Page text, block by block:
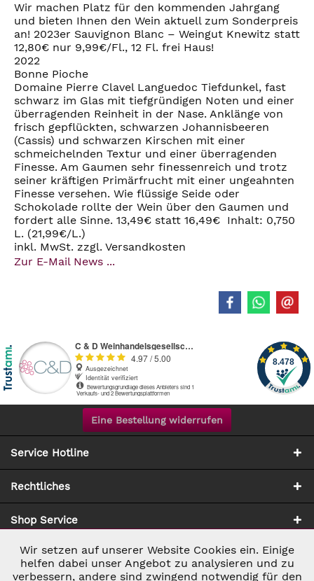
Wir machen Platz für den kommenden Jahrgang
und bieten Ihnen den Wein aktuell zum Sonderpreis
an! 2023er Sauvignon Blanc – Weingut Knewitz statt
12,80€ nur 9,99€/Fl., 12 Fl. frei Haus!
2022
Bonne Pioche
Domaine Pierre Clavel Languedoc Tiefdunkel, fast
schwarz im Glas mit tiefgründigen Noten und einer
überragenden Reinheit in der Nase. Anklänge von
frisch gepflückten, schwarzen Johannisbeeren
(Cassis) und schwarzen Kirschen mit einer
schmeichelnden Textur und einer überragenden
Finesse. Am Gaumen sehr finessenreich und trotz
seiner kräftigen Primärfrucht mit einer ungeahnten
Finesse versehen. Wie flüssige Seide oder
Schokolade rollte der Wein über den Gaumen und
fordert alle Sinne. 13,49€ statt 16,49€ Inhalt: 0,750
L. (21,99€/L.)
inkl. MwSt. zzgl. Versandkosten
Zur E-Mail News ...
Eine Bestellung widerrufen
Service Hotline
Rechtliches
Shop Service
Zahlung & Versand
Notwendig Aktiv
Wir setzen auf unserer Website Cookies ein. Einige
helfen dabei unser Angebot zu analysieren und zu
verbessern, andere sind zwingend notwendig für den